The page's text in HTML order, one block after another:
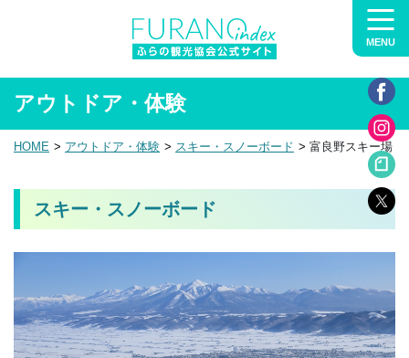
MENU
アウトドア・体験
HOME アウトドア・体験 スキー・スノーボード 富良野スキー場
スキー・スノーボード